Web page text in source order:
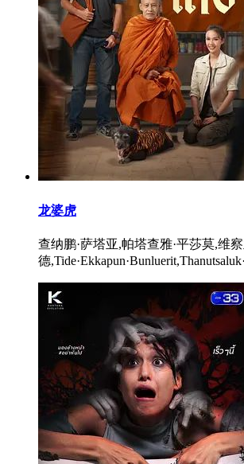
龙婆虎
查纳鹏·萨塔亚,帕塔查雅·平莎莫,维
德